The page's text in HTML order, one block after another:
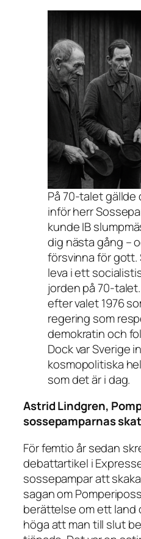
På 70-talet
inför herr
kunde IB
dig nästa gång –
försvinna för gott.
leva i ett
jorden på 70-
efter valet 1976
regering som
demokratin och
Dock var Sverige
kosmopolitiska
som det är i dag.
Astrid Lindgren,
sossepamparnas
För femtio år sedan
debattartikel i
sossepampar att
sagan om
berättelse om ett land
höga att man till slut